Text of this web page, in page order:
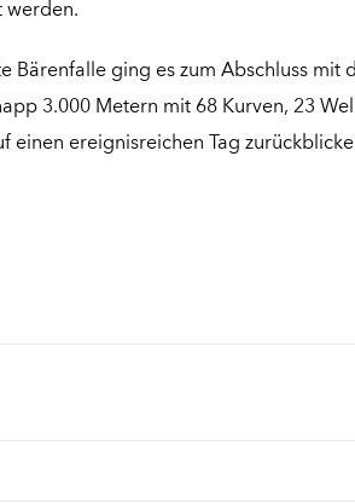
werden.
Bärenfalle ging es zum Abschluss
3.000 Metern mit 68 Kurven, 23
ereignisreichen Tag